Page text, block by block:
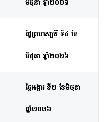
មិថុនា ឆ្នាំ២០២៦
ថ្ងៃព្រហស្បតិ៍ ទី៤ ខែ
មិថុនា ឆ្នាំ២០២៦
ថ្ងៃអង្គារ ទី២ ខែមិថុនា
ឆ្នាំ២០២៦